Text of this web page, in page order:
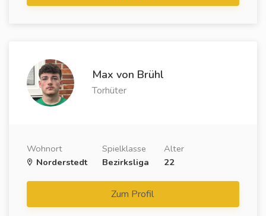
Max von Brühl
Torhüter
Wohnort
Norderstedt
Spielklasse
Bezirksliga
Alter
22
Zum Profil